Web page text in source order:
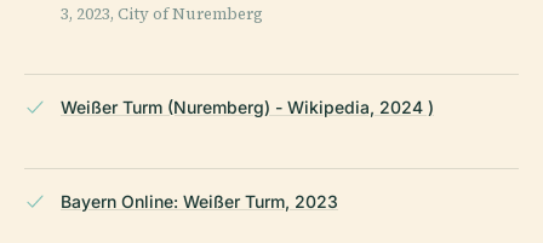
3, 2023, City of Nuremberg
Weißer Turm (Nuremberg) - Wikipedia, 2024 )
Bayern Online: Weißer Turm, 2023